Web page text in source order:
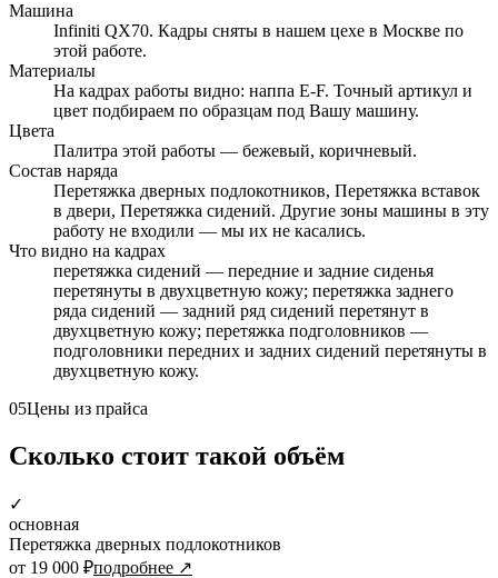
Машина
Infiniti QX70. Кадры сняты в нашем цехе в Москве по
этой работе.
Материалы
На кадрах работы видно: наппа E-F. Точный артикул и
цвет подбираем по образцам под Вашу машину.
Цвета
Палитра этой работы — бежевый, коричневый.
Состав наряда
Перетяжка дверных подлокотников, Перетяжка вставок
в двери, Перетяжка сидений. Другие зоны машины в эту
работу не входили — мы их не касались.
Что видно на кадрах
перетяжка сидений — передние и задние сиденья
перетянуты в двухцветную кожу; перетяжка заднего
ряда сидений — задний ряд сидений перетянут в
двухцветную кожу; перетяжка подголовников —
подголовники передних и задних сидений перетянуты в
двухцветную кожу.
05Цены из прайса
Сколько стоит такой объём
✓
основная
Перетяжка дверных подлокотников
от 19 000 ₽подробнее ↗